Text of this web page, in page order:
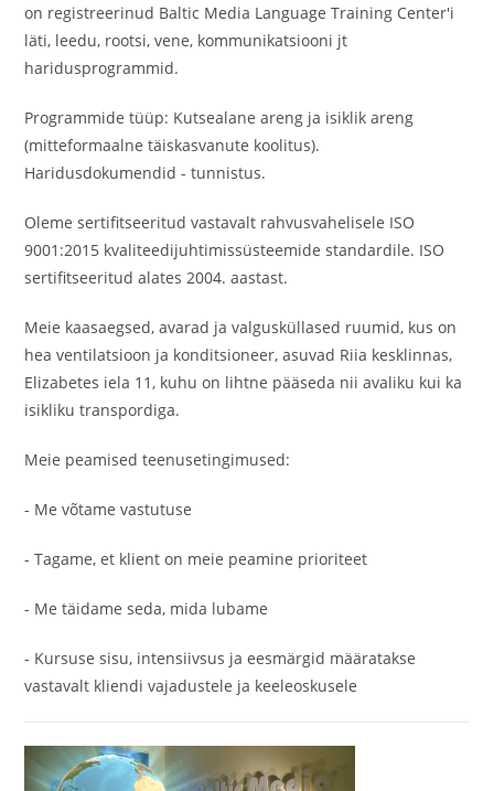
on registreerinud Baltic Media Language Training Center'i
läti, leedu, rootsi, vene, kommunikatsiooni jt
haridusprogrammid.
Programmide tüüp: Kutsealane areng ja isiklik areng
(mitteformaalne täiskasvanute koolitus).
Haridusdokumendid - tunnistus.
Oleme sertifitseeritud vastavalt rahvusvahelisele ISO
9001:2015 kvaliteedijuhtimissüsteemide standardile. ISO
sertifitseeritud alates 2004. aastast.
Meie kaasaegsed, avarad ja valgusküllased ruumid, kus on
hea ventilatsioon ja konditsioneer, asuvad Riia kesklinnas,
Elizabetes iela 11, kuhu on lihtne pääseda nii avaliku kui ka
isikliku transpordiga.
Meie peamised teenusetingimused:
- Me võtame vastutuse
- Tagame, et klient on meie peamine prioriteet
- Me täidame seda, mida lubame
- Kursuse sisu, intensiivsus ja eesmärgid määratakse
vastavalt kliendi vajadustele ja keeleoskusele